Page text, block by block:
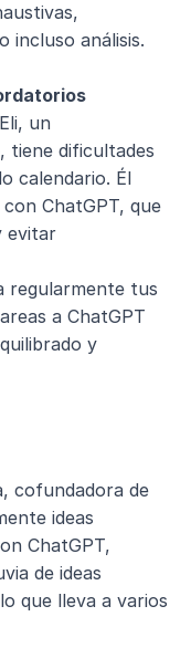
incluso análisis.
Eli, un
tiene dificultades
calendario. Él
ChatGPT, que
evitar
regularmente tus
a ChatGPT
y
cofundadora de
ideas
ChatGPT,
de ideas
que lleva a varios